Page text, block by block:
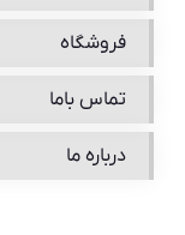
فروشگاه
تماس باما
درباره ما